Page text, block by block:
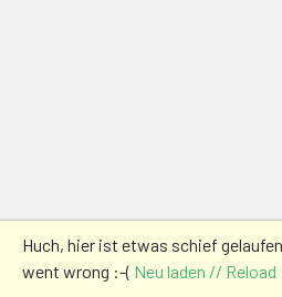
Huch, hier ist etwas schief
went wrong :-( Neu laden // Reload